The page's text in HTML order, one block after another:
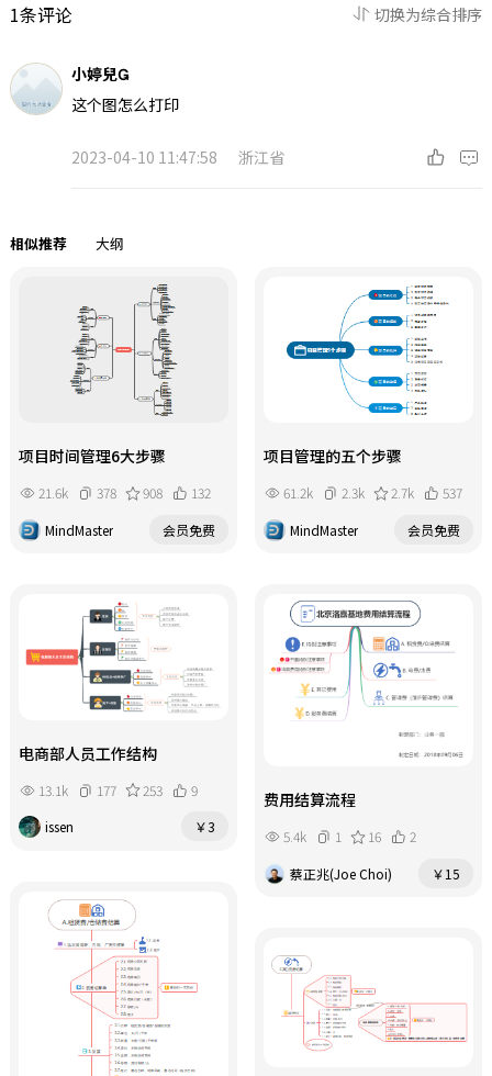
1条评论 切换为综合排序
小婷兒
这个图怎么打印
2023-04-10 11:47:58 浙江省
相似推荐 大纲
项目时间管理6大步骤
21.6k 378 908
132
MindMaster
会员免费
项目管理的五个步骤
61.2k 2.3k 2.7k
537
MindMaster
会员免费
电商部人员工作结构
13.1k 177 253
9
issen
￥3
费用结算流程
5.4k 1 16
2
蔡正兆(Joe Choi)
￥15